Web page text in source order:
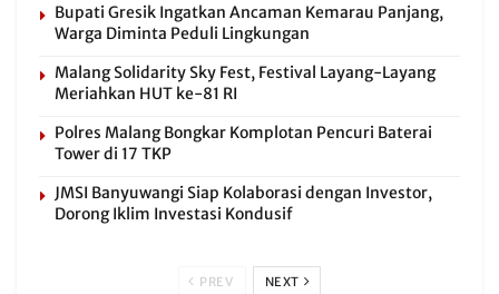
Bupati Gresik Ingatkan Ancaman Kemarau Panjang,
Warga Diminta Peduli Lingkungan
Malang Solidarity Sky Fest, Festival Layang-Layang
Meriahkan HUT ke-81 RI
Polres Malang Bongkar Komplotan Pencuri Baterai
Tower di 17 TKP
JMSI Banyuwangi Siap Kolaborasi dengan Investor,
Dorong Iklim Investasi Kondusif
PREV NEXT